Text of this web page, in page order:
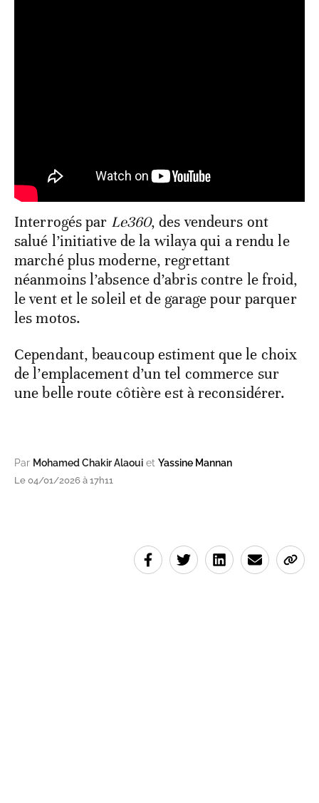
Interrogés par Le360, des vendeurs ont
salué l’initiative de la wilaya qui a rendu le
marché plus moderne, regrettant
néanmoins l’absence d’abris contre le froid,
le vent et le soleil et de garage pour parquer
les motos.
Cependant, beaucoup estiment que le choix
de l’emplacement d’un tel commerce sur
une belle route côtière est à reconsidérer.
Par Mohamed Chakir Alaoui et Yassine Mannan
Le 04/01/2026 à 17h11